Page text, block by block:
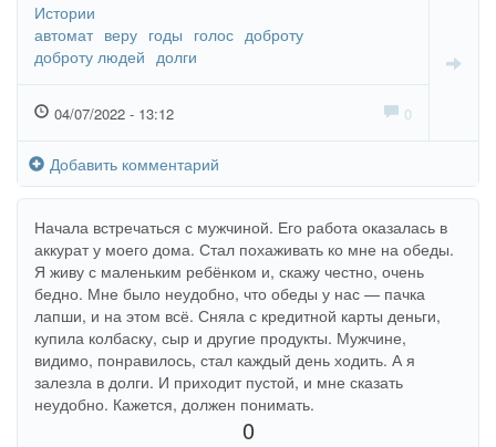
Истории
автомат веру годы голос доброту
доброту людей долги
04/07/2022 - 13:12 0
Добавить комментарий
Начала встречаться с мужчиной. Его работа оказалась в
аккурат у моего дома. Стал похаживать ко мне на обеды.
Я живу с маленьким ребёнком и, скажу честно, очень
бедно. Мне было неудобно, что обеды у нас — пачка
лапши, и на этом всё. Сняла с кредитной карты деньги,
купила колбаску, сыр и другие продукты. Мужчине,
видимо, понравилось, стал каждый день ходить. А я
залезла в долги. И приходит пустой, и мне сказать
неудобно. Кажется, должен понимать.
0